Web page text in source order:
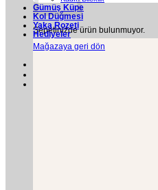
Sepetinizde ürün bulunmuyor.
Mağazaya geri dön
Gümüş Küpe
Kol Düğmesi
Yaka Rozeti
Hediyeler